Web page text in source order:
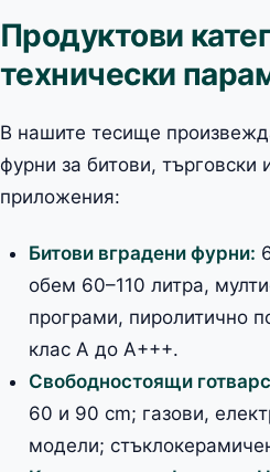
Продуктови
технически
В нашите тесище
фурни за битови, търговски
приложения:
Битови вградени фурни:
обем 60–110 литра,
програми, пиролитично
клас A до A+++.
Свободностоящи
60 и 90 cm; газови,
модели;